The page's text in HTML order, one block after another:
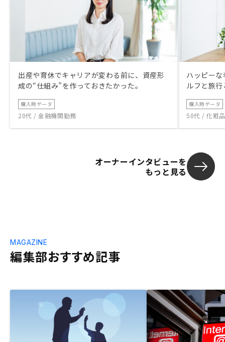
出産や育休でキャリアが変わる前に、資産形
成の“仕組み”を作っておきたかった。
購入時データ
20代 / 金融機関勤務
ハッピー
ルフと旅
購入時データ
50代 / 化粧
オーナーインタビューを
もっと見る
編集部おすすめ記事
MAGAZINE